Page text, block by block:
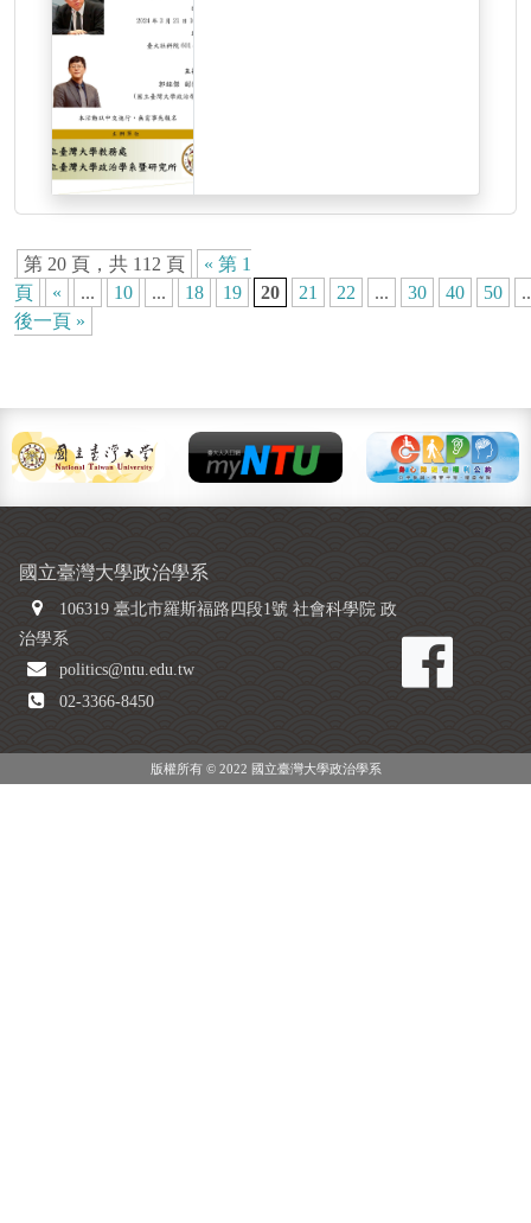
第 20 頁，共 112 頁
« 第 1
頁
« ... 10 ... 18 19 20 21 22 ... 30 40 50
後一頁 »
國立臺灣大學政治學系
106319 臺北市羅斯福路四段1號 社會科學院 政
治學系
politics@ntu.edu.tw
02-3366-8450
版權所有 © 2022 國立臺灣大學政治學系